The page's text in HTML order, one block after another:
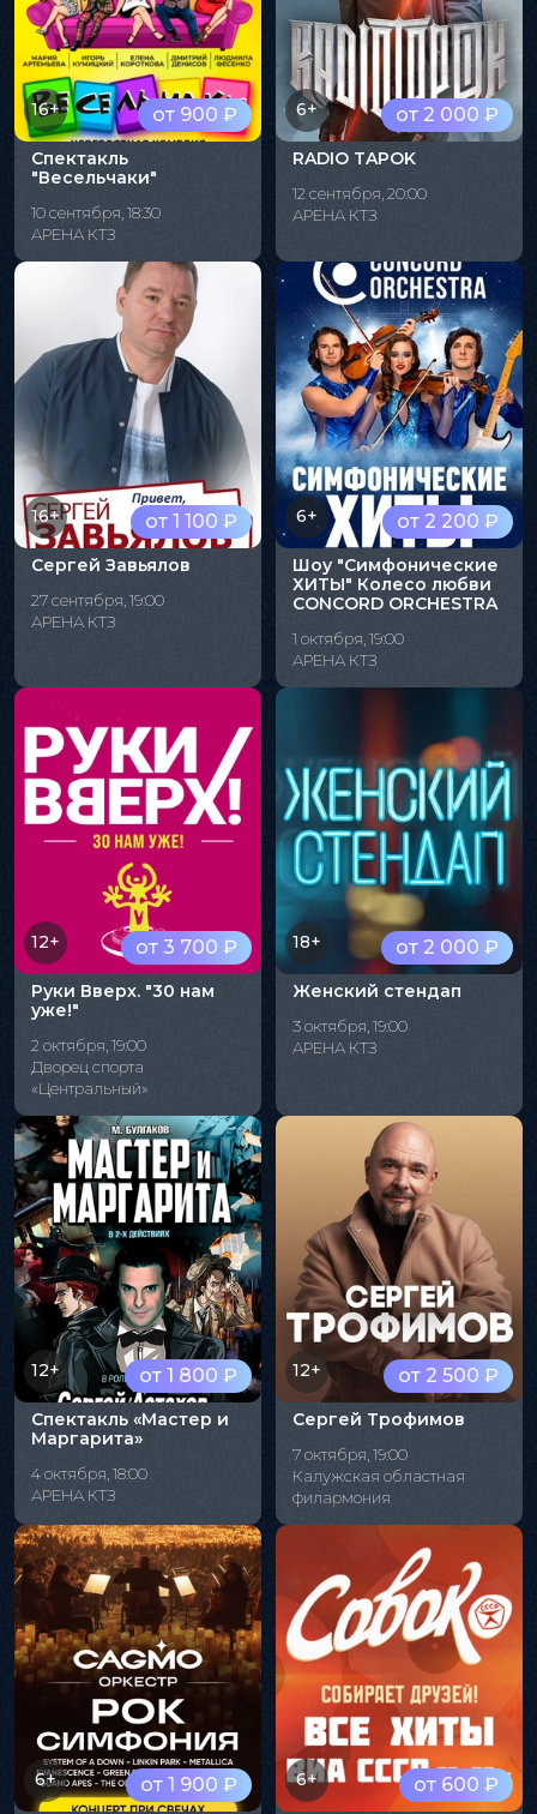
от 900 ₽
16+
Спектакль
"Весельчаки"
10 сентября, 18:30
АРЕНА КТЗ
от 2 000 ₽
6+
RADIO TAPOK
12 сентября, 20:00
АРЕНА КТЗ
от 1 100 ₽
16+
Сергей Завьялов
27 сентября, 19:00
АРЕНА КТЗ
от 2 200 ₽
6+
Шоу "Симфонические
ХИТЫ" Колесо любви
CONCORD ORCHESTRA
1 октября, 19:00
АРЕНА КТЗ
от 3 700 ₽
12+
Руки Вверх. "30 нам
уже!"
2 октября, 19:00
Дворец спорта
«Центральный»
от 2 000 ₽
18+
Женский стендап
3 октября, 19:00
АРЕНА КТЗ
от 1 800 ₽
12+
Спектакль «Мастер и
Маргарита»
4 октября, 18:00
АРЕНА КТЗ
от 2 500 ₽
12+
Сергей Трофимов
7 октября, 19:00
Калужская областная
филармония
от 1 900 ₽
6+ от 600 ₽
6+